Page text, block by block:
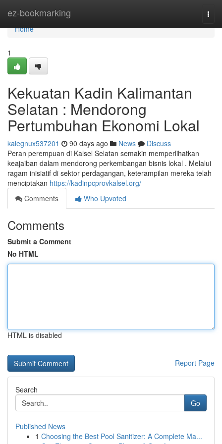
ez-bookmarking
Home
Home
1
Kekuatan Kadin Kalimantan
Selatan : Mendorong
Pertumbuhan Ekonomi Lokal
kalegnux537201 90 days ago News
Discuss
Peran perempuan di Kalsel Selatan semakin memperlihatkan
keajaiban dalam mendorong perkembangan bisnis lokal . Melalui
ragam inisiatif di sektor perdagangan, keterampilan mereka telah
menciptakan https://kadinpcprovkalsel.org/
Comments
Who Upvoted
Comments
Submit a Comment
No HTML
HTML is disabled
Report Page
Search
Go
Published News
1 Choosing the Best Pool Sanitizer: A Complete Ma...